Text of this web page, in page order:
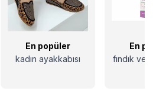
En popüler
kadın ayakkabısı
En
fındık ve